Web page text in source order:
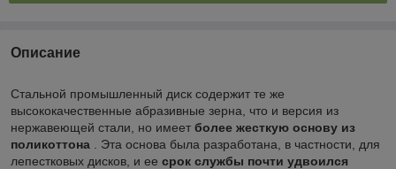
Описание
Стальной промышленный диск содержит те же
высококачественные абразивные зерна, что и версия из
нержавеющей стали, но имеет более жесткую основу из
поликоттона
. Эта основа была разработана, в частности, для
лепестковых дисков, и ее срок службы почти удвоился